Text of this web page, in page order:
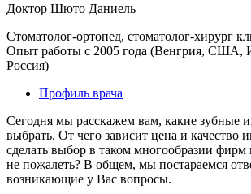
Доктор Шюто Даниель
Стоматолог-ортопед, стоматолог-хирург
Опыт работы с 2005 года (Венгрия, США,
Россия)
Профиль врача
Сегодня мы расскажем вам, какие зубные
выбрать. От чего зависит цена и качество
сделать выбор в таком многообразии фирм
не пожалеть? В общем, мы постараемся
возникающие у Вас вопросы.